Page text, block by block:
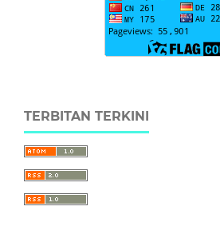
TERBITAN TERKINI